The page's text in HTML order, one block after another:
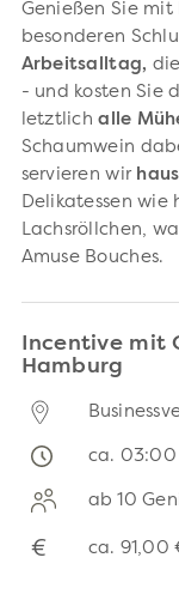
Genießen Sie
besonderen
Arbeitsalltag,
- und kosten Sie
letztlich alle
Schaumwein
servieren wir
Delikatessen wie
Lachsröllchen,
Amuse Bouches.
Incentive mit
Hamburg
ca. 03:00
ab 10
€ ca. 91,00